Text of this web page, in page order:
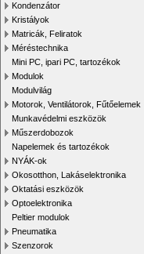
Kondenzátor
Kristályok
Matricák, Feliratok
Méréstechnika
Mini PC, ipari PC, tartozékok
Modulok
Modulvilág
Motorok, Ventilátorok, Fűtőelemek
Munkavédelmi eszközök
Műszerdobozok
Napelemek és tartozékok
NYÁK-ok
Okosotthon, Lakáselektronika
Oktatási eszközök
Optoelektronika
Peltier modulok
Pneumatika
Szenzorok